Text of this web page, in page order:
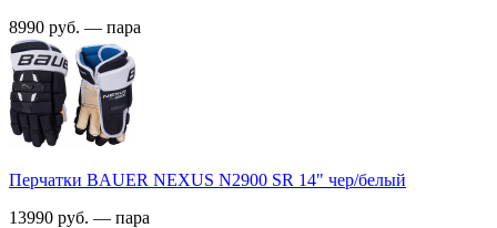
8990 руб. — пара
Перчатки BAUER NEXUS N2900 SR 14" чер/белый
13990 руб. — пара